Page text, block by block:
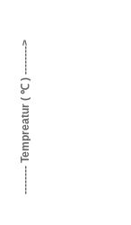
-------- Tempreatur ( ℃ ) -------->